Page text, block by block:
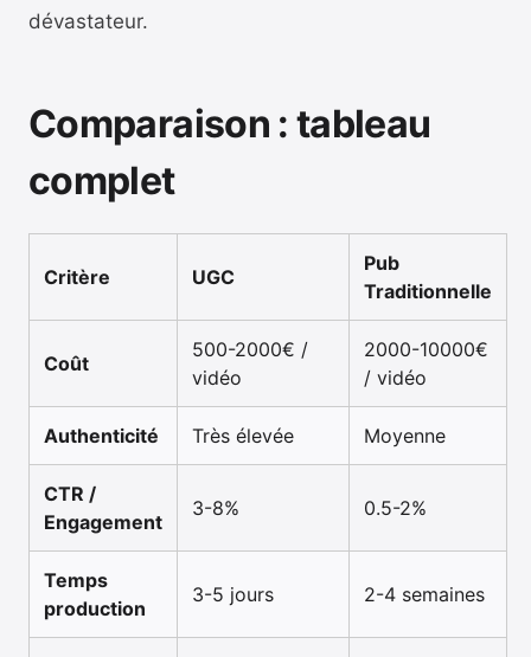
dévastateur.
Comparaison : tableau
complet
Critère UGC
Pub
Traditionnelle
Coût
500-2000€ /
vidéo
2000-10000€
/ vidéo
Authenticité Très élevée Moyenne
CTR /
Engagement
3-8% 0.5-2%
Temps
production
3-5 jours 2-4 semaines